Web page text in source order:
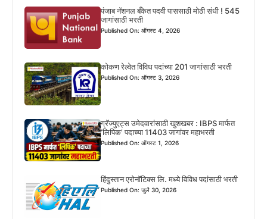
पंजाब नॅशनल बँकेत पदवी पाससाठी मोठी संधी ! 545
जागांसाठी भरती
Published On: ऑगस्ट 4, 2026
कोकण रेल्वेत विविध पदांच्या 201 जागांसाठी भरती
Published On: ऑगस्ट 3, 2026
ग्रॅज्युएट्स उमेदवारांसाठी खुशखबर : IBPS मार्फत
‘लिपिक’ पदाच्या 11403 जागांवर महाभरती
Published On: ऑगस्ट 1, 2026
हिंदुस्तान एरोनॉटिक्स लि. मध्ये विविध पदांसाठी भरती
Published On: जुलै 30, 2026